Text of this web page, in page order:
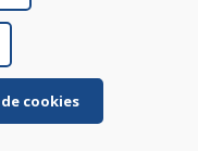
>
cookies